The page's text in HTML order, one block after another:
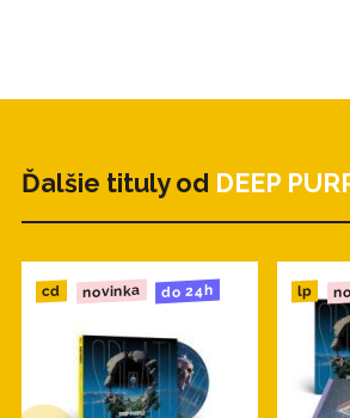
Ďalšie tituly od DEEP
cd novinka do 24h lp